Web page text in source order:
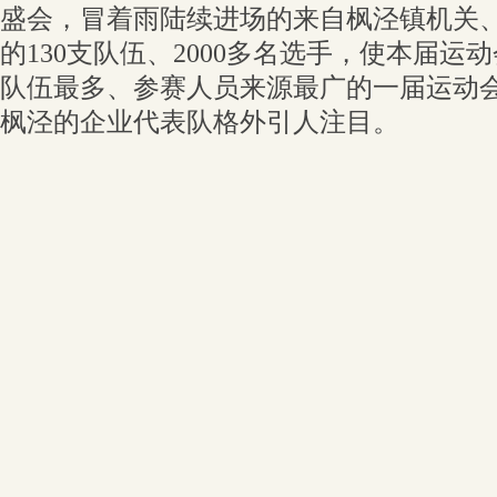
盛会，冒着雨陆续进场的来自枫泾镇机关
的130支队伍、2000多名选手，使本届运
队伍最多、参赛人员来源最广的一届运动
枫泾的企业代表队格外引人注目。